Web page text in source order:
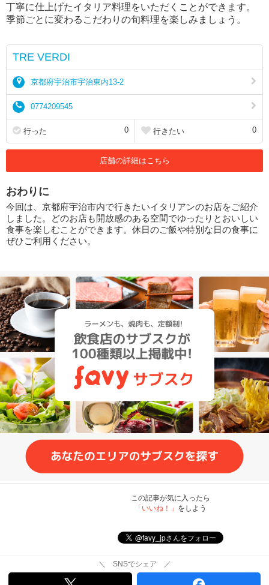
丁寧に仕上げたイタリア料理をいただくことができます。
季節ごとに変わるこだわりの旬料理を楽しみましょう。
TRE VERDI
京都府宇治市宇治東内13-2
0774209545
行った 0 行きたい 0
店舗の詳細はこちら
おわりに
今回は、京都府宇治市内で行きたいイタリアンのお店をご紹介
しました。どのお店も開放感のある空間でゆったりとおいしい
食事を楽しむことができます。休日のご飯や特別な日の食事に
ぜひご利用ください。
この記事が気に入ったら
「いいね！」 をしよう
＼ SNSでシェア ／